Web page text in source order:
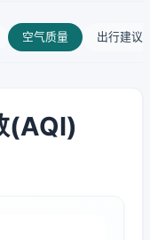
空气质量 出行建议
(AQI)